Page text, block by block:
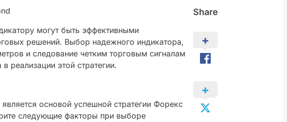
Share
могут быть эффективными
решений. Выбор надежного индикатора,
и следование четким торговым сигналам
реализации этой стратегии.
основой успешной стратегии Форекс
следующие факторы при выборе